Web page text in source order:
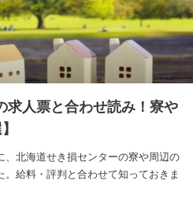
求人票と合わせ読み！寮や
北海道せき損センターの寮や周辺の
給料・評判と合わせて知っておきま